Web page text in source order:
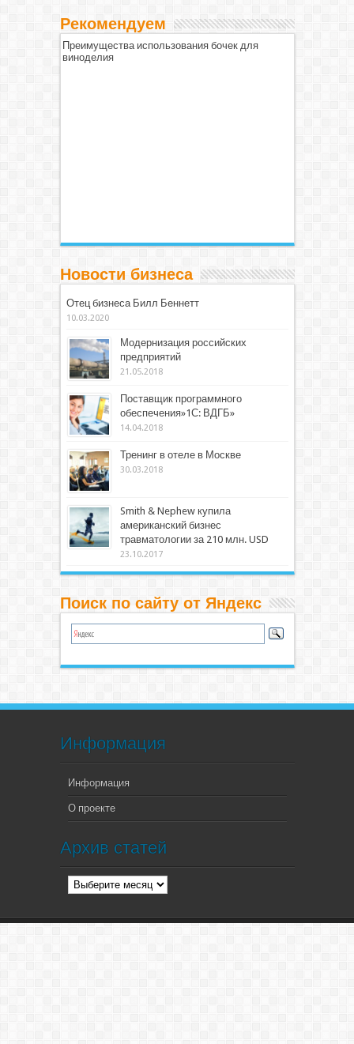
Рекомендуем
Преимущества использования бочек для
виноделия
Новости бизнеса
Отец бизнеса Билл Беннетт
10.03.2020
Модернизация российских
предприятий
21.05.2018
Поставщик программного
обеспечения»1С: ВДГБ»
14.04.2018
Тренинг в отеле в Москве
30.03.2018
Smith & Nephew купила
американский бизнес
травматологии за 210 млн. USD
23.10.2017
Поиск по сайту от Яндекс
Информация
Информация
О проекте
Архив статей
Архив
статей